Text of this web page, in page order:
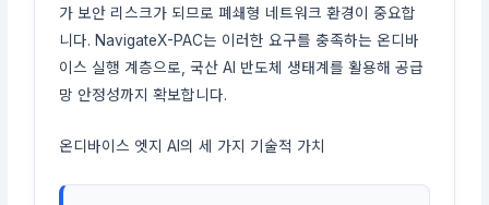
가 보안 리스크가 되므로 폐쇄형 네트워크 환경이 중요합
니다. NavigateX-PAC는 이러한 요구를 충족하는 온디바
이스 실행 계층으로, 국산 AI 반도체 생태계를 활용해 공급
망 안정성까지 확보합니다.
온디바이스 엣지 AI의 세 가지 기술적 가치